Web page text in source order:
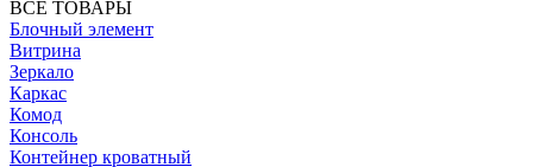
ВСЕ ТОВАРЫ
Блочный элемент
Витрина
Зеркало
Каркас
Комод
Консоль
Контейнер кроватный